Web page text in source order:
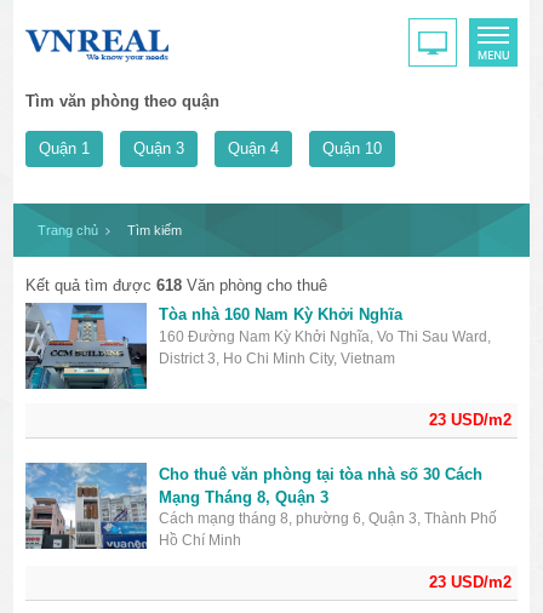
Tìm văn phòng theo quận
Quận 1 Quận 3 Quận 4 Quận 10
Trang chủ Tìm kiếm
Kết quả tìm được618 Văn phòng cho thuê
23 USD/m2
Tòa nhà 160 Nam Kỳ Khởi Nghĩa
160 Đường Nam Kỳ Khởi Nghĩa, Vo Thi Sau Ward,
District 3, Ho Chi Minh City, Vietnam
23 USD/m2
Cho thuê văn phòng tại tòa nhà số 30 Cách
Mạng Tháng 8, Quận 3
Cách mạng tháng 8, phường 6, Quận 3, Thành Phố
Hồ Chí Minh